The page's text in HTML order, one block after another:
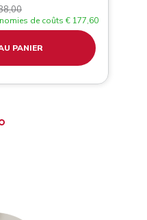
de coûts € 177,60
PANIER